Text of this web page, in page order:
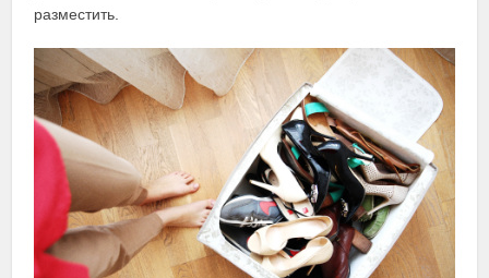
разместить.